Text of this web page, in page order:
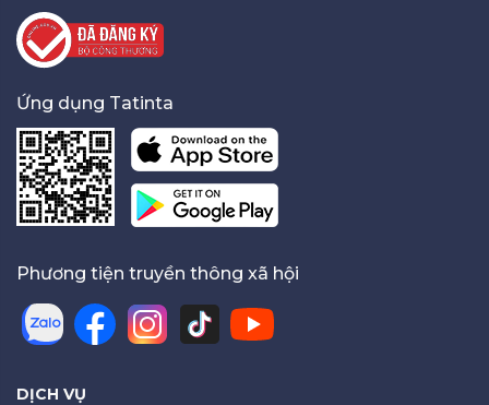
Ứng dụng Tatinta
Phương tiện truyền thông xã hội
DỊCH VỤ